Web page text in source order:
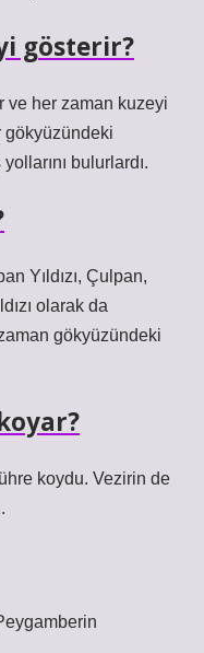
gösterir?
ve her zaman kuzeyi
gökyüzündeki
bulurlardı.
Yıldızı, Çulpan,
olarak da
gökyüzündeki
koydu. Vezirin de